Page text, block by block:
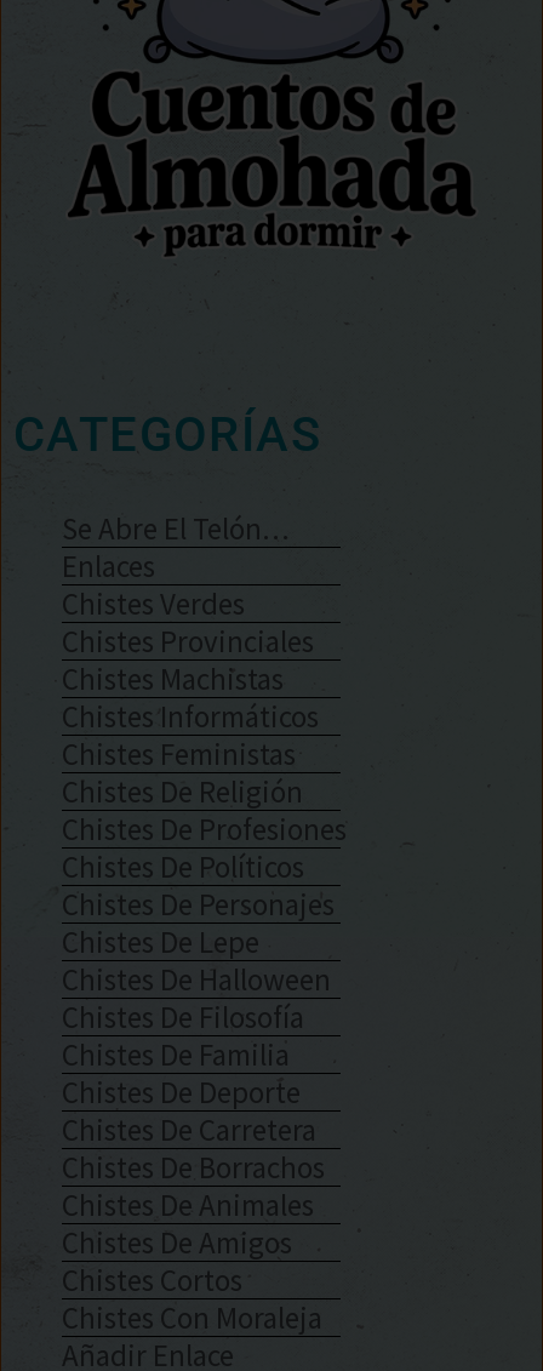
CATEGORÍAS
Se Abre El Telón…
Enlaces
Chistes Verdes
Chistes Provinciales
Chistes Machistas
Chistes Informáticos
Chistes Feministas
Chistes De Religión
Chistes De Profesiones
Chistes De Políticos
Chistes De Personajes
Chistes De Lepe
Chistes De Halloween
Chistes De Filosofía
Chistes De Familia
Chistes De Deporte
Chistes De Carretera
Chistes De Borrachos
Chistes De Animales
Chistes De Amigos
Chistes Cortos
Chistes Con Moraleja
Añadir Enlace